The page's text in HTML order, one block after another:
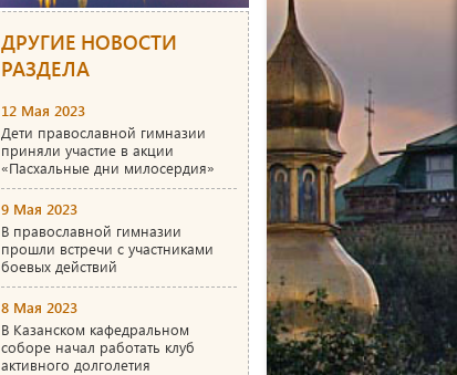
ДРУГИЕ НОВОСТИ
РАЗДЕЛА
12 Мая 2023
Дети православной гимназии
приняли участие в акции
«Пасхальные дни милосердия»
9 Мая 2023
В православной гимназии
прошли встречи с участниками
боевых действий
8 Мая 2023
В Казанском кафедральном
соборе начал работать клуб
активного долголетия